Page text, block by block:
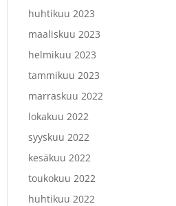
huhtikuu 2023
maaliskuu 2023
helmikuu 2023
tammikuu 2023
marraskuu 2022
lokakuu 2022
syyskuu 2022
kesäkuu 2022
toukokuu 2022
huhtikuu 2022